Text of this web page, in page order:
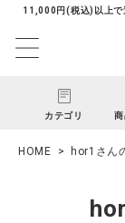
11,000円(税込)以上で
カテゴリ 商
HOME hor1さん